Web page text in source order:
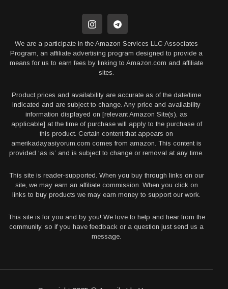
We are a participate in the Amazon Services LLC Associates
Program, an affiliate advertising program designed to provide a
means for us to earn fees by linking to Amazon.com and affiliate
sites.
Product prices and availability are accurate as of the date/time
indicated and are subject to change. Any price and availability
information displayed on [relevant Amazon Site(s), as
applicable] at the time of purchase will apply to the purchase of
this product. Certain content that appears on
amerikadayasiyorum.com comes from amazon. This content is
provided ‘as is’ and is subject to change or removal at any time.
This site is reader-supported. When you buy through links on our
site, we may earn an affiliate commission. When you click on
links to buy products we may earn money to support our work.
This site is for you and by you! We love to help and hear from the
community, so if you have feedback or a question just send us a
message.